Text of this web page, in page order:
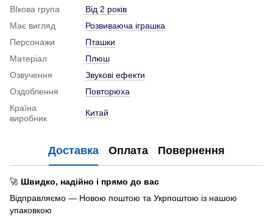
ВІкова група
Від 2 років
Має вигляд
Розвиваюча іграшка
Персонажи
Пташки
Матеріал
Плюш
Озвучення
Звукові ефекти
Оздоблення
Повторюха
Країна
виробник
Китай
Доставка Оплата Повернення
🚀 Швидко, надійно і прямо до вас
Відправляємо — Новою поштою та Укрпоштою із нашою
упаковкою